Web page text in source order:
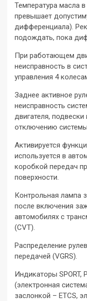
Температура масла
превышает
дифференциала).
подождать, пока
При работающем
неисправность в
управления 4
Заднее активное
неисправность
двигателя,
отключению
Активируется
используется в
коробкой передач
поверхности.
Контрольная лампа
после включения
автомобилях с
(CVT).
Распределение
передачей (VGRS).
Индикаторы SPORT,
(электронная
заслонкой – ETCS,